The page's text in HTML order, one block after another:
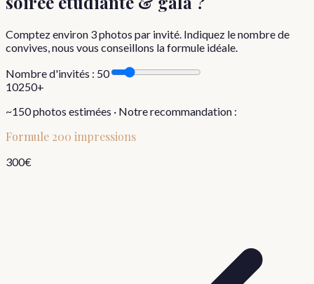
Comptez environ 3photos par invité. Indiquez le nombre de
convives, nous vous conseillons la formule idéale.
Nombre d'invités : 50
10250+
~150photos estimées · Notre recommandation :
Formule 200 impressions
300€